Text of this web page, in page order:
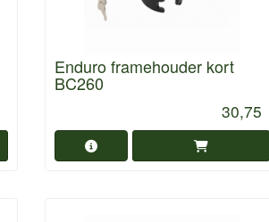
Enduro framehouder kort
BC260
30,75